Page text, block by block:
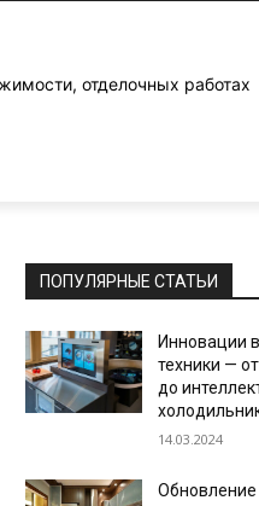
отделочных работах
ПОПУЛЯРНЫЕ СТАТЬИ
Инновации
техники —
до
14.03.2024
Обновление